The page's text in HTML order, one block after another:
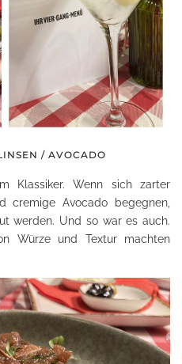
/ AVOCADO
Klassiker. Wenn sich zarter
cremige Avocado begegnen,
werden. Und so war es auch.
Würze und Textur machten